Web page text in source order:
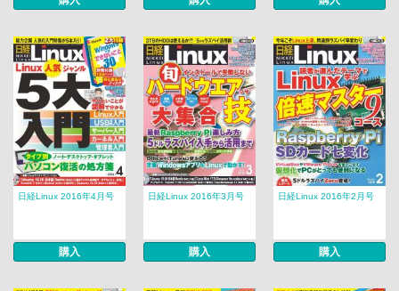
日経Linux 2016年4月号
購入
日経Linux 2016年3月号
購入
日経Linux 2016年2月号
購入